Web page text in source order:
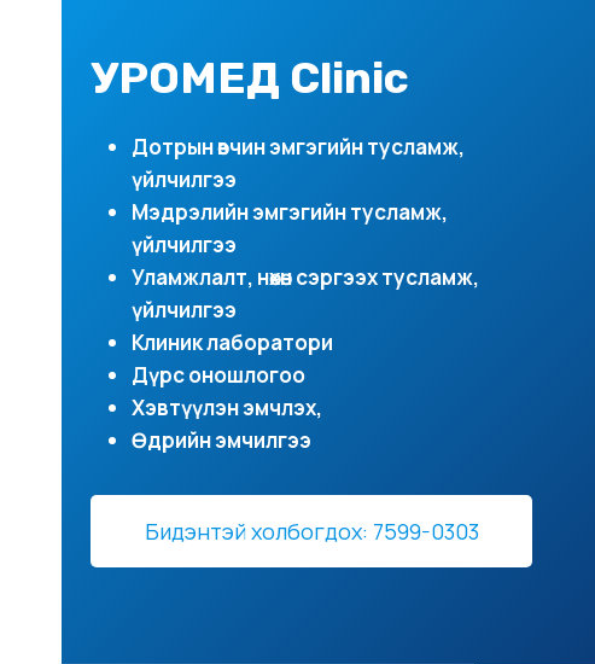
УРОМЕД Clinic
Дотрын өвчин эмгэгийн тусламж,
үйлчилгээ
Мэдрэлийн эмгэгийн тусламж,
үйлчилгээ
Уламжлалт, нөхөн сэргээх тусламж,
үйлчилгээ
Клиник лаборатори
Дүрс оношлогоо
Хэвтүүлэн эмчлэх,
Өдрийн эмчилгээ
Бидэнтэй холбогдох: 7599-0303